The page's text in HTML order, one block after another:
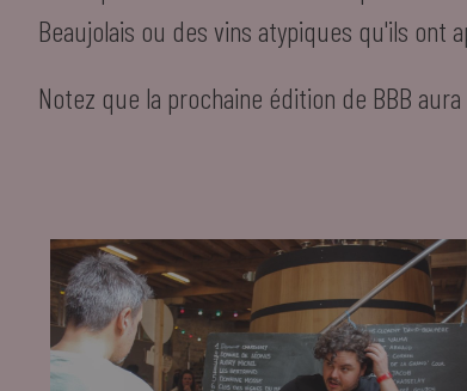
Beaujolais ou des vins atypiques qu'ils ont
Notez que la prochaine édition de BBB